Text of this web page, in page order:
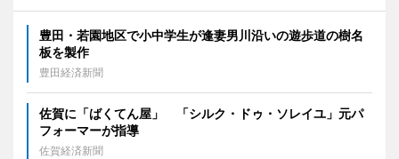
豊田・若園地区で小中学生が逢妻男川沿いの遊歩道の樹名
板を製作
豊田経済新聞
佐賀に「ばくてん屋」 「シルク・ドゥ・ソレイユ」元パ
フォーマーが指導
佐賀経済新聞